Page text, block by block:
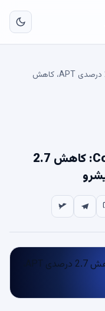
به‌روزرسانی عملکرد CoinDesk 20: کاهش 2.7 درصدی APT، کاهش
به‌روزرسانی عملکرد CoinDesk 20: کاهش 2.7